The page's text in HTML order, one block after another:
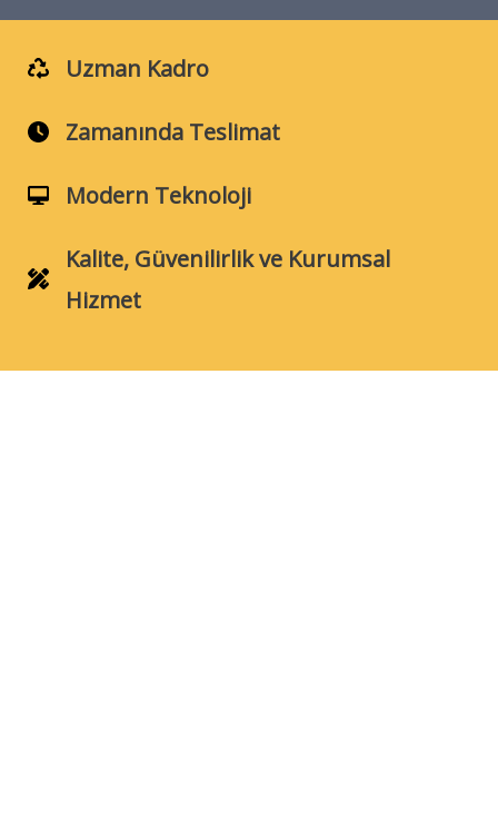
Uzman Kadro
Zamanında Teslimat
Modern Teknoloji
Kalite, Güvenilirlik ve Kurumsal
Hizmet